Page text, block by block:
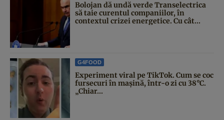
Bolojan dă undă verde Transelectrica
să taie curentul companiilor, în
contextul crizei energetice. Cu cât...
G4FOOD
Experiment viral pe TikTok. Cum se coc
fursecuri în mașină, într-o zi cu 38°C.
„Chiar...